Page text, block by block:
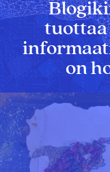
tuottaa
on